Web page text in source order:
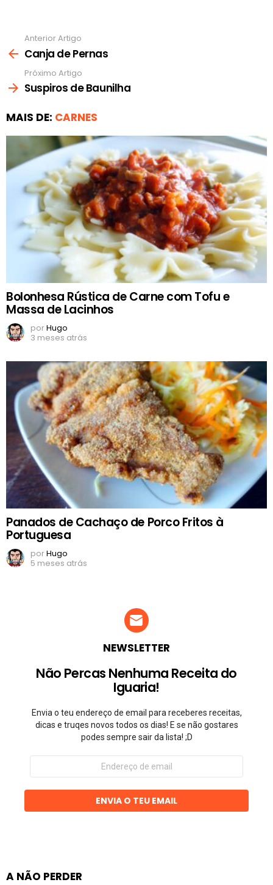
mais
Anterior Artigo
Canja de Pernas
Próximo Artigo
Suspiros de Baunilha
MAIS DE: CARNES
Bolonhesa Rústica de Carne com Tofu e
Massa de Lacinhos
porHugo
3 meses atrás
Panados de Cachaço de Porco Fritos à
Portuguesa
porHugo
5 meses atrás
NEWSLETTER
Não Percas Nenhuma Receita do
Iguaria!
Envia o teu endereço de email para receberes receitas,
dicas e truqes novos todos os dias! E se não gostares
podes sempre sair da lista! ;D
Endereço
email
ENVIA O TEU EMAIL
A NÃO PERDER